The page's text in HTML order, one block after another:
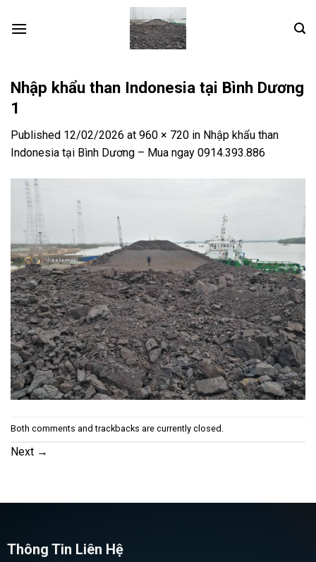
Nhập khẩu than Indonesia tại Bình Dương
1
Published 12/02/2026 at 960 × 720 in Nhập khẩu than
Indonesia tại Bình Dương – Mua ngay 0914.393.886
Both comments and trackbacks are currently closed.
Next →
Thông Tin Liên Hệ